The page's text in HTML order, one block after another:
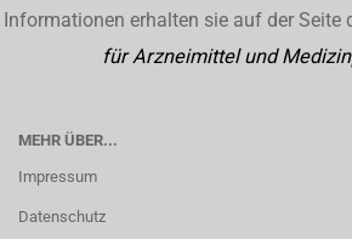
Informationen erhalten sie auf der Seite
für Arzneimittel und
MEHR ÜBER...
Impressum
Datenschutz